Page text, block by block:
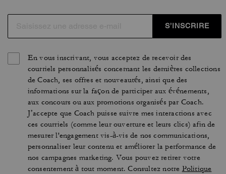
S’INSCRIRE
En vous inscrivant, vous acceptez de recevoir des
courriels personnalisés concernant les dernières collections
de Coach, ses offres et nouveautés, ainsi que des
informations sur la façon de participer aux événements,
aux concours ou aux promotions organisés par Coach.
J’accepte que Coach puisse suivre mes interactions avec
ces courriels (comme leur ouverture et leurs clics) afin de
mesurer l'engagement vis-à-vis de nos communications,
personnaliser leur contenu et améliorer la performance de
nos campagnes marketing. Vous pouvez retirer votre
consentement à tout moment. Consultez notre Politique